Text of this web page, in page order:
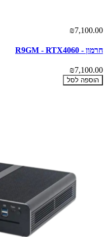
₪7,100.00
חרמון - R9GM - RTX4060
₪7,100.00
הוספה לסל